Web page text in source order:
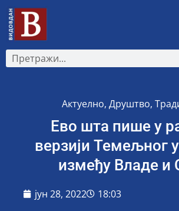
Актуелно, Друштво,
Ево шта пише у
верзији Темељног
између Владе и
јун 28, 2022 18:03